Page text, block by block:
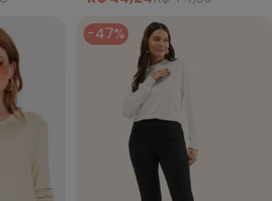
-47%